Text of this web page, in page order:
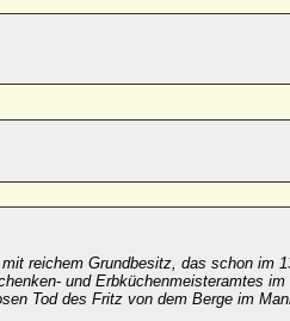
reichem Grundbesitz, das schon im
und Erbküchenmeisteramtes
Tod des Fritz von dem Berge im